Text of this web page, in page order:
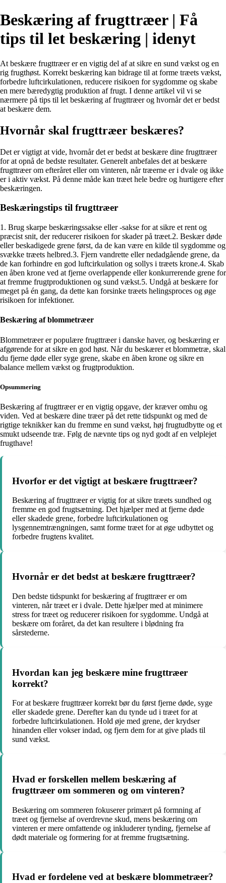
Beskæring af frugttræer | Få
tips til let beskæring | idenyt
At beskære frugttræer er en vigtig del af at sikre en sund vækst og en
rig frugthøst. Korrekt beskæring kan bidrage til at forme træets vækst,
forbedre luftcirkulationen, reducere risikoen for sygdomme og skabe
en mere bæredygtig produktion af frugt. I denne artikel vil vi se
nærmere på tips til let beskæring af frugttræer og hvornår det er bedst
at beskære dem.
Hvornår skal frugttræer beskæres?
Det er vigtigt at vide, hvornår det er bedst at beskære dine frugttræer
for at opnå de bedste resultater. Generelt anbefales det at beskære
frugttræer om efteråret eller om vinteren, når træerne er i dvale og ikke
er i aktiv vækst. På denne måde kan træet hele bedre og hurtigere efter
beskæringen.
Beskæringstips til frugttræer
1. Brug skarpe beskæringssakse eller -sakse for at sikre et rent og
præcist snit, der reducerer risikoen for skader på træet.2. Beskær døde
eller beskadigede grene først, da de kan være en kilde til sygdomme og
svække træets helbred.3. Fjern vandrette eller nedadgående grene, da
de kan forhindre en god luftcirkulation og sollys i træets krone.4. Skab
en åben krone ved at fjerne overlappende eller konkurrerende grene for
at fremme frugtproduktionen og sund vækst.5. Undgå at beskære for
meget på én gang, da dette kan forsinke træets helingsproces og øge
risikoen for infektioner.
Beskæring af blommetræer
Blommetræer er populære frugttræer i danske haver, og beskæring er
afgørende for at sikre en god høst. Når du beskærer et blommetræ, skal
du fjerne døde eller syge grene, skabe en åben krone og sikre en
balance mellem vækst og frugtproduktion.
Opsummering
Beskæring af frugttræer er en vigtig opgave, der kræver omhu og
viden. Ved at beskære dine træer på det rette tidspunkt og med de
rigtige teknikker kan du fremme en sund vækst, høj frugtudbytte og et
smukt udseende træ. Følg de nævnte tips og nyd godt af en velplejet
frugthave!
Hvorfor er det vigtigt at beskære frugttræer?
Beskæring af frugttræer er vigtig for at sikre træets sundhed og
fremme en god frugtsætning. Det hjælper med at fjerne døde
eller skadede grene, forbedre luftcirkulationen og
lysgennemtrængningen, samt forme træet for at øge udbyttet og
forbedre frugtens kvalitet.
Hvornår er det bedst at beskære frugttræer?
Den bedste tidspunkt for beskæring af frugttræer er om
vinteren, når træet er i dvale. Dette hjælper med at minimere
stress for træet og reducerer risikoen for sygdomme. Undgå at
beskære om foråret, da det kan resultere i blødning fra
sårstederne.
Hvordan kan jeg beskære mine frugttræer
korrekt?
For at beskære frugttræer korrekt bør du først fjerne døde, syge
eller skadede grene. Derefter kan du tynde ud i træet for at
forbedre luftcirkulationen. Hold øje med grene, der krydser
hinanden eller vokser indad, og fjern dem for at give plads til
sund vækst.
Hvad er forskellen mellem beskæring af
frugttræer om sommeren og om vinteren?
Beskæring om sommeren fokuserer primært på formning af
træet og fjernelse af overdrevne skud, mens beskæring om
vinteren er mere omfattende og inkluderer tynding, fjernelse af
dødt materiale og formering for at fremme frugtsætning.
Hvad er fordelene ved at beskære blommetræer?